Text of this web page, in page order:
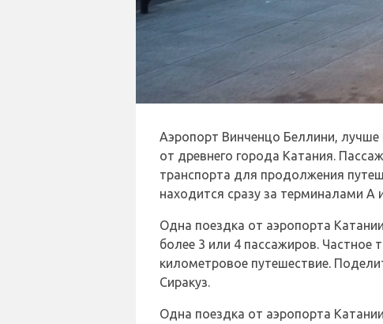
Аэропорт Винченцо Беллини, лучше
от древнего города Катания.
транспорта для продолжения
находится сразу за терминалами A
Одна поездка от аэропорта
более 3 или 4 пассажиров. Частное
километровое путешествие.
Сиракуз.
Одна поездка от аэропорта